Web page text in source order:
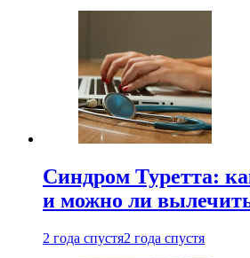
Синдром Туретта:
и можно ли
2 года спустя2 года спустя